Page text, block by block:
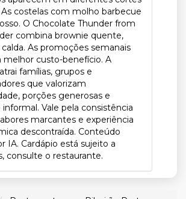
costelas com molho barbecue
O Chocolate Thunder from
combina brownie quente,
As promoções semanais
melhor custo-benefício. A
famílias, grupos e
que valorizam
porções generosas e
Vale pela consistência
marcantes e experiência
descontraída. Conteúdo
IA. Cardápio está sujeito a
consulte o restaurante.